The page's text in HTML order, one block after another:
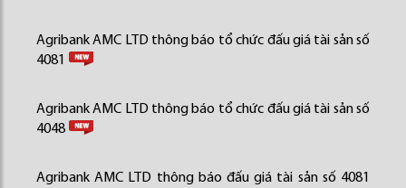
Agribank AMC LTD thông báo tổ chức đấu giá tài sản số
4081
Agribank AMC LTD thông báo tổ chức đấu giá tài sản số
4048
Agribank AMC LTD thông báo đấu giá tài sản số 4081